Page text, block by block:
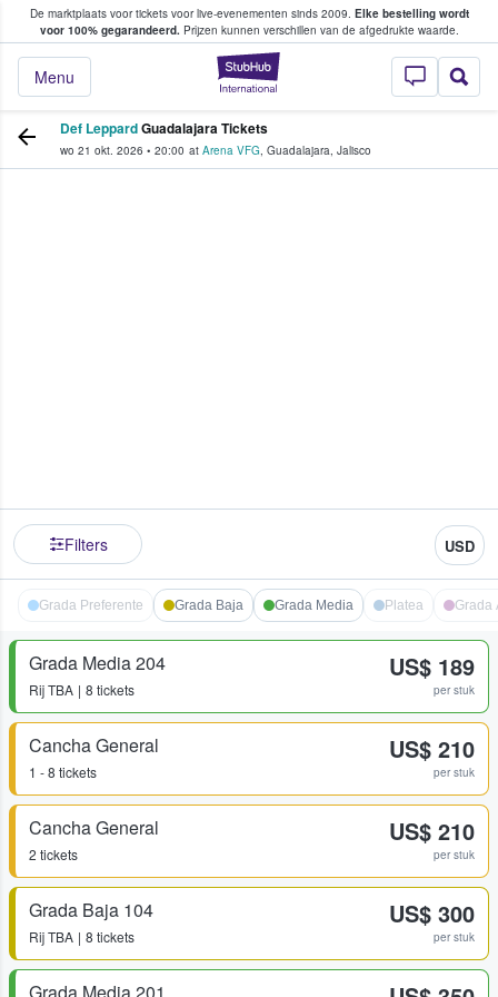
De marktplaats voor tickets voor live-evenementen sinds 2009. Elke bestelling wordt
voor 100% gegarandeerd.Prijzen kunnen verschillen van de afgedrukte waarde.
StubHub: waar
Menu
tickets kopen en verkopen
Def LeppardGuadalajara Tickets
wo 21 okt. 2026 • 20:00 at Arena VFG, Guadalajara, Jalisco
Filters USD
Grada Preferente Grada Baja Grada Media Platea Grada
Grada Media 204
RijTBA 8 tickets
US$ 189
per stuk
Cancha General
1 - 8 tickets
US$ 210
per stuk
Cancha General
2 tickets
US$ 210
per stuk
Grada Baja 104
RijTBA 8 tickets
US$ 300
per stuk